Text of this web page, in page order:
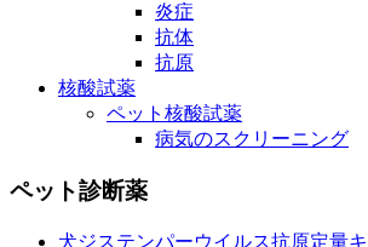
炎症
抗体
抗原
核酸試薬
ペット核酸試薬
病気のスクリーニング
ペット診断薬
犬ジステンパーウイルス抗原定量